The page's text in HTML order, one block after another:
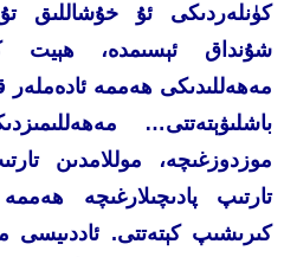
كۈنلەردىكى ئۇ خۇشاللىق
شۇنداق ئېسىمدە، ھېيت
مەھەللىدىكى ھەممە ئادەملەر
باشلىۋېتەتتى…
موزدوزغىچە، موللامدىن
تارتىپ پادىچىلارغىچە
كىرىشىپ كېتەتتى. ئاددىيسى